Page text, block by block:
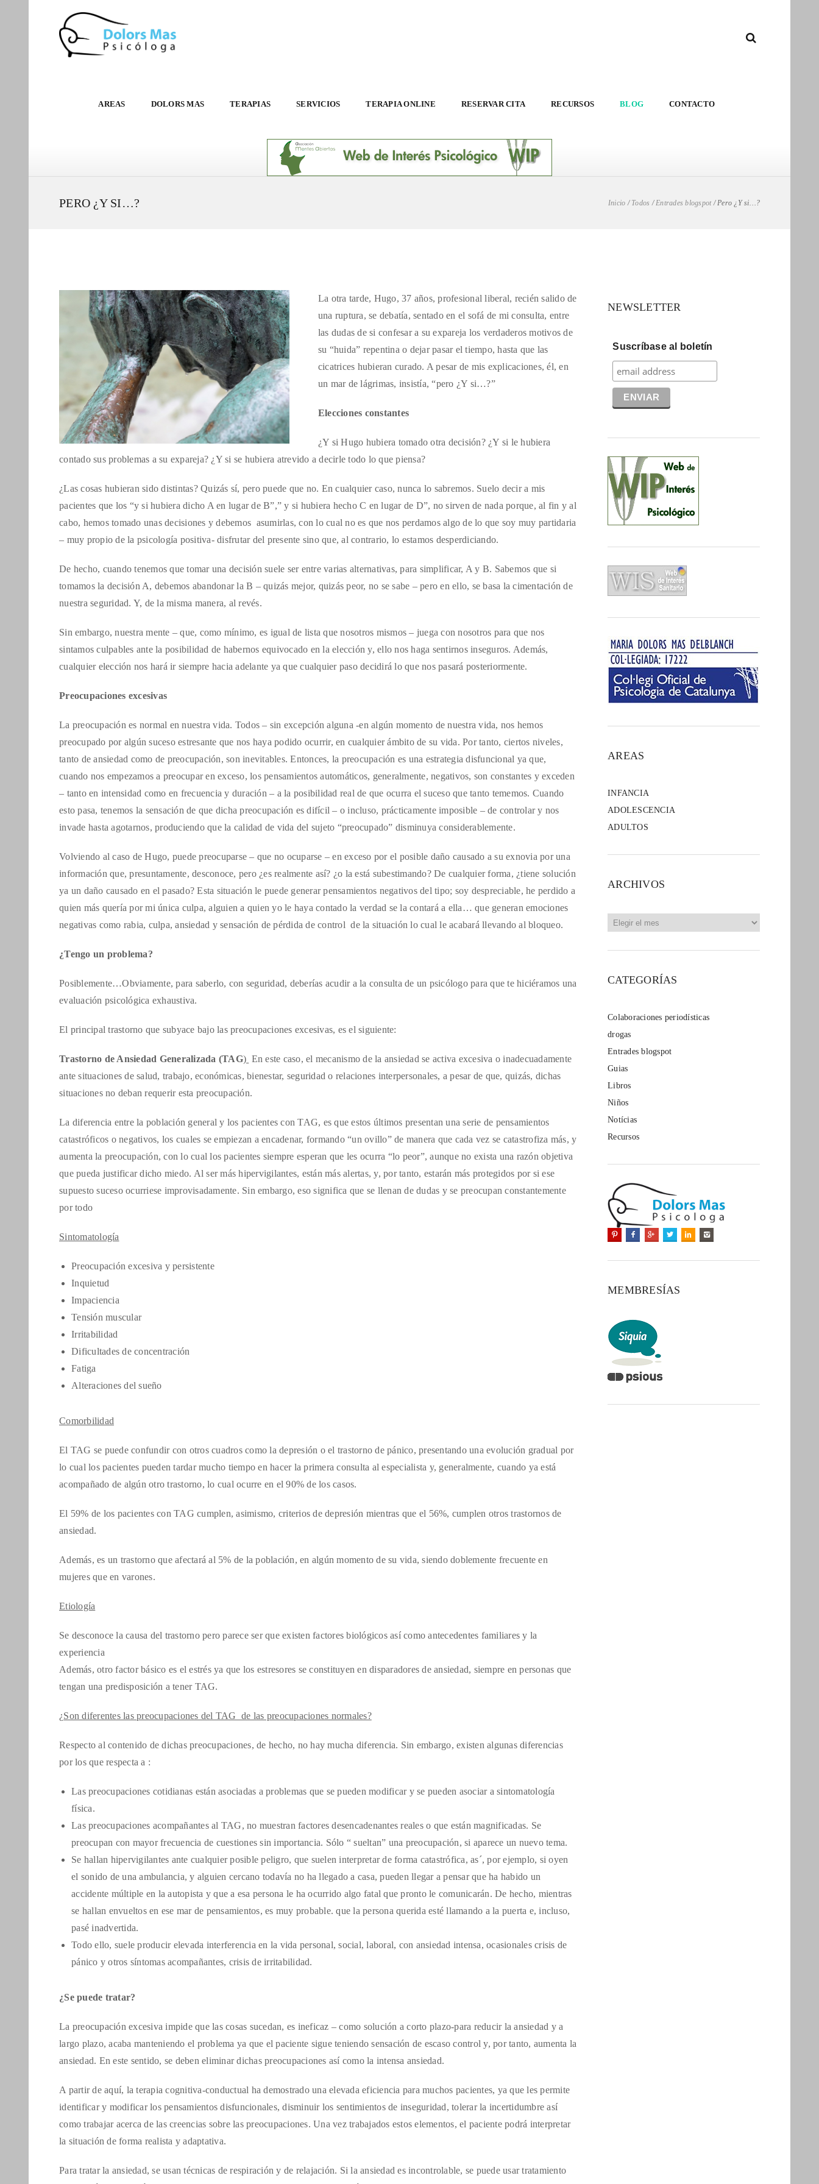
AREAS DOLORS MAS TERAPIAS SERVICIOS TERAPIA ONLINE RESERVAR CITA RECURSOS BLOG CONTACTO
Inicio / Todos /Entrades blogspot/Pero ¿Y si…?
PERO ¿Y SI…?
La otra tarde, Hugo, 37 años, profesional liberal, recién salido de
una ruptura, se debatía, sentado en el sofá de mi consulta, entre
las dudas de si confesar a su expareja los verdaderos motivos de
su “huida” repentina o dejar pasar el tiempo, hasta que las
cicatrices hubieran curado. A pesar de mis explicaciones, él, en
un mar de lágrimas, insistía, “pero ¿Y si…?”
Elecciones constantes
¿Y si Hugo hubiera tomado otra decisión? ¿Y si le hubiera
contado sus problemas a su expareja? ¿Y si se hubiera atrevido a decirle todo lo que piensa?
¿Las cosas hubieran sido distintas? Quizás sí, pero puede que no. En cualquier caso, nunca lo sabremos. Suelo decir a mis
pacientes que los “y si hubiera dicho A en lugar de B”,” y si hubiera hecho C en lugar de D”, no sirven de nada porque, al fin y al
cabo, hemos tomado unas decisiones y debemos asumirlas, con lo cual no es que nos perdamos algo de lo que soy muy partidaria
– muy propio de la psicología positiva- disfrutar del presente sino que, al contrario, lo estamos desperdiciando.
De hecho, cuando tenemos que tomar una decisión suele ser entre varias alternativas, para simplificar, A y B. Sabemos que si
tomamos la decisión A, debemos abandonar la B – quizás mejor, quizás peor, no se sabe – pero en ello, se basa la cimentación de
nuestra seguridad. Y, de la misma manera, al revés.
Sin embargo, nuestra mente – que, como mínimo, es igual de lista que nosotros mismos – juega con nosotros para que nos
sintamos culpables ante la posibilidad de habernos equivocado en la elección y, ello nos haga sentirnos inseguros. Además,
cualquier elección nos hará ir siempre hacia adelante ya que cualquier paso decidirá lo que nos pasará posteriormente.
Preocupaciones excesivas
La preocupación es normal en nuestra vida. Todos – sin excepción alguna -en algún momento de nuestra vida, nos hemos
preocupado por algún suceso estresante que nos haya podido ocurrir, en cualquier ámbito de su vida. Por tanto, ciertos niveles,
tanto de ansiedad como de preocupación, son inevitables. Entonces, la preocupación es una estrategia disfuncional ya que,
cuando nos empezamos a preocupar en exceso, los pensamientos automáticos, generalmente, negativos, son constantes y exceden
– tanto en intensidad como en frecuencia y duración – a la posibilidad real de que ocurra el suceso que tanto tememos. Cuando
esto pasa, tenemos la sensación de que dicha preocupación es difícil – o incluso, prácticamente imposible – de controlar y nos
invade hasta agotarnos, produciendo que la calidad de vida del sujeto “preocupado” disminuya considerablemente.
Volviendo al caso de Hugo, puede preocuparse – que no ocuparse – en exceso por el posible daño causado a su exnovia por una
información que, presuntamente, desconoce, pero ¿es realmente así? ¿o la está subestimando? De cualquier forma, ¿tiene solución
ya un daño causado en el pasado? Esta situación le puede generar pensamientos negativos del tipo; soy despreciable, he perdido a
quien más quería por mi única culpa, alguien a quien yo le haya contado la verdad se la contará a ella… que generan emociones
negativas como rabia, culpa, ansiedad y sensación de pérdida de control de la situación lo cual le acabará llevando al bloqueo.
¿Tengo un problema?
Posiblemente…Obviamente, para saberlo, con seguridad, deberías acudir a la consulta de un psicólogo para que te hiciéramos una
evaluación psicológica exhaustiva.
El principal trastorno que subyace bajo las preocupaciones excesivas, es el siguiente:
Trastorno de Ansiedad Generalizada (TAG) En este caso, el mecanismo de la ansiedad se activa excesiva o inadecuadamente
ante situaciones de salud, trabajo, económicas, bienestar, seguridad o relaciones interpersonales, a pesar de que, quizás, dichas
situaciones no deban requerir esta preocupación.
La diferencia entre la población general y los pacientes con TAG, es que estos últimos presentan una serie de pensamientos
catastróficos o negativos, los cuales se empiezan a encadenar, formando “un ovillo” de manera que cada vez se catastrofiza más, y
aumenta la preocupación, con lo cual los pacientes siempre esperan que les ocurra “lo peor”, aunque no exista una razón objetiva
que pueda justificar dicho miedo. Al ser más hipervigilantes, están más alertas, y, por tanto, estarán más protegidos por si ese
supuesto suceso ocurriese improvisadamente. Sin embargo, eso significa que se llenan de dudas y se preocupan constantemente
por todo
Sintomatología
Preocupación excesiva y persistente
Inquietud
Impaciencia
Tensión muscular
Irritabilidad
Dificultades de concentración
Fatiga
Alteraciones del sueño
Comorbilidad
El TAG se puede confundir con otros cuadros como la depresión o el trastorno de pánico, presentando una evolución gradual por
lo cual los pacientes pueden tardar mucho tiempo en hacer la primera consulta al especialista y, generalmente, cuando ya está
acompañado de algún otro trastorno, lo cual ocurre en el 90% de los casos.
El 59% de los pacientes con TAG cumplen, asimismo, criterios de depresión mientras que el 56%, cumplen otros trastornos de
ansiedad.
Además, es un trastorno que afectará al 5% de la población, en algún momento de su vida, siendo doblemente frecuente en
mujeres que en varones.
Etiología
Se desconoce la causa del trastorno pero parece ser que existen factores biológicos así como antecedentes familiares y la
experiencia
Además, otro factor básico es el estrés ya que los estresores se constituyen en disparadores de ansiedad, siempre en personas que
tengan una predisposición a tener TAG.
¿Son diferentes las preocupaciones del TAG de las preocupaciones normales?
Respecto al contenido de dichas preocupaciones, de hecho, no hay mucha diferencia. Sin embargo, existen algunas diferencias
por los que respecta a :
Las preocupaciones cotidianas están asociadas a problemas que se pueden modificar y se pueden asociar a sintomatología
física.
Las preocupaciones acompañantes al TAG, no muestran factores desencadenantes reales o que están magnificadas. Se
preocupan con mayor frecuencia de cuestiones sin importancia. Sólo “ sueltan” una preocupación, si aparece un nuevo tema.
Se hallan hipervigilantes ante cualquier posible peligro, que suelen interpretar de forma catastrófica, as´, por ejemplo, si oyen
el sonido de una ambulancia, y alguien cercano todavía no ha llegado a casa, pueden llegar a pensar que ha habido un
accidente múltiple en la autopista y que a esa persona le ha ocurrido algo fatal que pronto le comunicarán. De hecho, mientras
se hallan envueltos en ese mar de pensamientos, es muy probable. que la persona querida esté llamando a la puerta e, incluso,
pasé inadvertida.
Todo ello, suele producir elevada interferencia en la vida personal, social, laboral, con ansiedad intensa, ocasionales crisis de
pánico y otros síntomas acompañantes, crisis de irritabilidad.
¿Se puede tratar?
La preocupación excesiva impide que las cosas sucedan, es ineficaz – como solución a corto plazo-para reducir la ansiedad y a
largo plazo, acaba manteniendo el problema ya que el paciente sigue teniendo sensación de escaso control y, por tanto, aumenta la
ansiedad. En este sentido, se deben eliminar dichas preocupaciones así como la intensa ansiedad.
A partir de aquí, la terapia cognitiva-conductual ha demostrado una elevada eficiencia para muchos pacientes, ya que les permite
identificar y modificar los pensamientos disfuncionales, disminuir los sentimientos de inseguridad, tolerar la incertidumbre así
como trabajar acerca de las creencias sobre las preocupaciones. Una vez trabajados estos elementos, el paciente podrá interpretar
la situación de forma realista y adaptativa.
Para tratar la ansiedad, se usan técnicas de respiración y de relajación. Si la ansiedad es incontrolable, se puede usar tratamiento
NEWSLETTER
Suscríbase al boletín
AREAS
INFANCIA
ADOLESCENCIA
ADULTOS
ARCHIVOS
CATEGORÍAS
Colaboraciones periodísticas
drogas
Entrades blogspot
Guias
Libros
Niños
Notícias
Recursos
MEMBRESÍAS